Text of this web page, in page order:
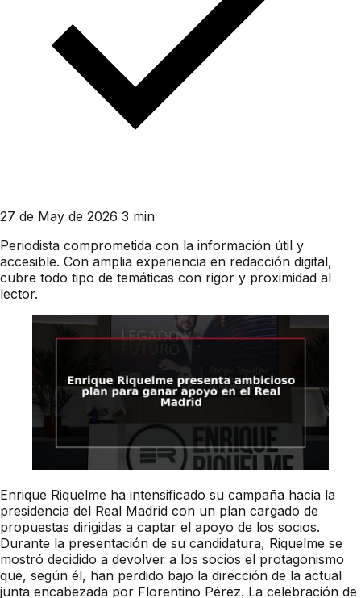
27 de May de 2026 3 min
Periodista comprometida con la información útil y
accesible. Con amplia experiencia en redacción digital,
cubre todo tipo de temáticas con rigor y proximidad al
lector.
Enrique Riquelme ha intensificado su campaña hacia la
presidencia del Real Madrid con un plan cargado de
propuestas dirigidas a captar el apoyo de los socios.
Durante la presentación de su candidatura, Riquelme se
mostró decidido a devolver a los socios el protagonismo
que, según él, han perdido bajo la dirección de la actual
junta encabezada por Florentino Pérez. La celebración de